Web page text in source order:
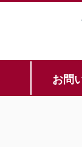
お問